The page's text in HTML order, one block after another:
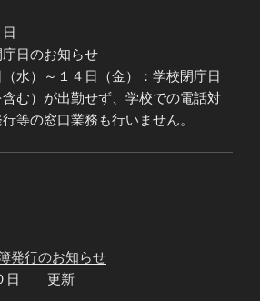
日のお知らせ
水）～１４日（金）：学校閉庁日
む）が出勤せず、学校での電話対
等の窓口業務も行いません。
発行のお知らせ
０日 更新